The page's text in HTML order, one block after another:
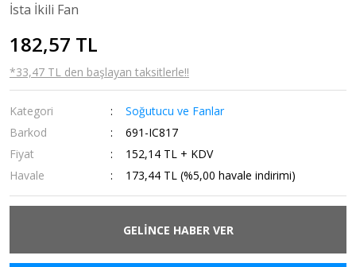
İsta İkili Fan
182,57 TL
*33,47 TL den başlayan taksitlerle!!
Kategori
Soğutucu ve Fanlar
Barkod
691-IC817
Fiyat
152,14 TL + KDV
Havale
173,44 TL (%5,00 havale indirimi)
GELİNCE HABER VER